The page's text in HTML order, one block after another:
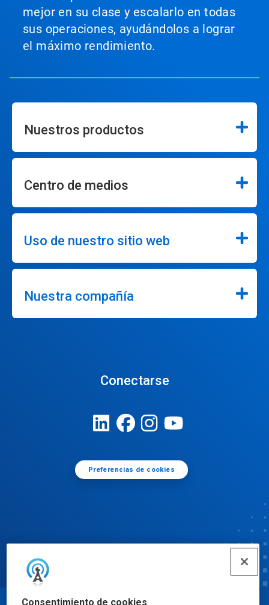
Consentimiento de cookies
mejor en su clase y escalarlo en todas
sus operaciones, ayudándolos a lograr
el máximo rendimiento.
Nuestros productos
Centro de medios
Uso de nuestro sitio web
Nuestra compañía
Conectarse
Preferencias de cookies